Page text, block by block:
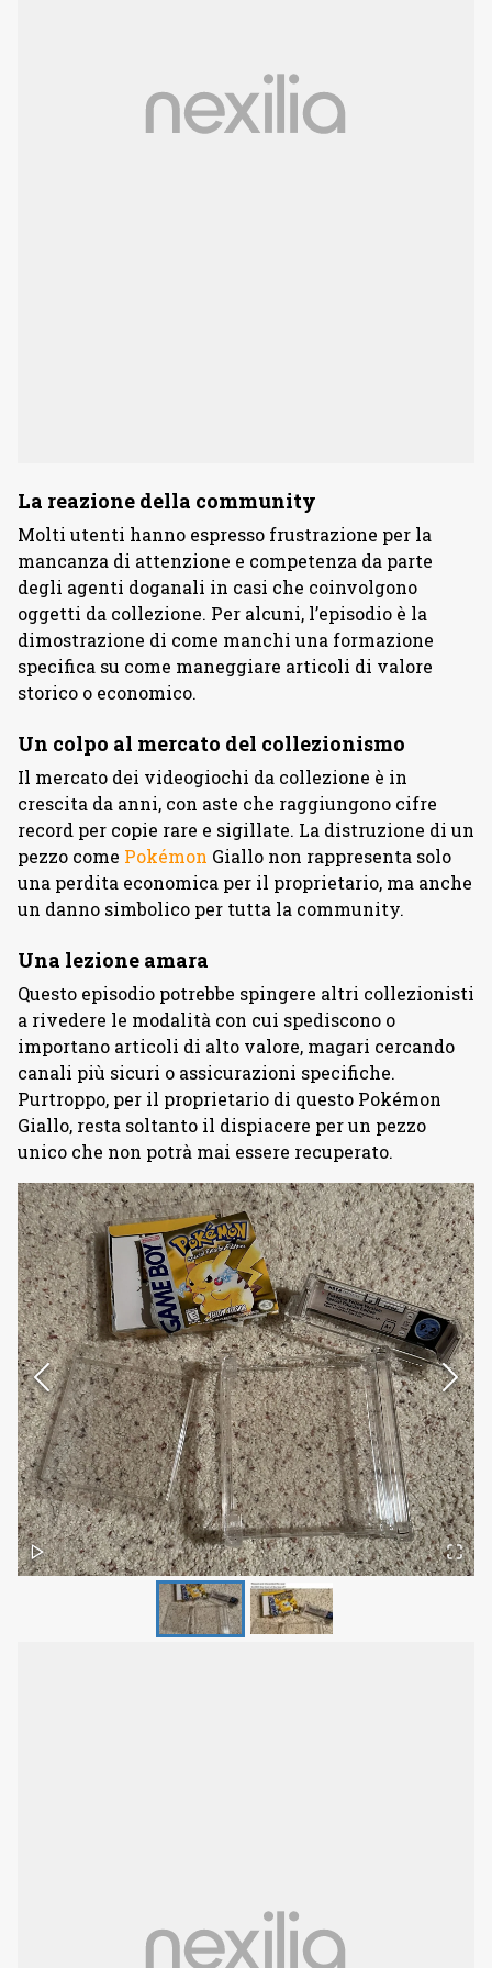
La reazione della community
Molti utenti hanno espresso frustrazione per la
mancanza di attenzione e competenza da parte
degli agenti doganali in casi che coinvolgono
oggetti da collezione. Per alcuni, l’episodio è la
dimostrazione di come manchi una formazione
specifica su come maneggiare articoli di valore
storico o economico.
Un colpo al mercato del collezionismo
Il mercato dei videogiochi da collezione è in
crescita da anni, con aste che raggiungono cifre
record per copie rare e sigillate. La distruzione di un
pezzo come Pokémon Giallo non rappresenta solo
una perdita economica per il proprietario, ma anche
un danno simbolico per tutta la community.
Una lezione amara
Questo episodio potrebbe spingere altri collezionisti
a rivedere le modalità con cui spediscono o
importano articoli di alto valore, magari cercando
canali più sicuri o assicurazioni specifiche.
Purtroppo, per il proprietario di questo Pokémon
Giallo, resta soltanto il dispiacere per un pezzo
unico che non potrà mai essere recuperato.